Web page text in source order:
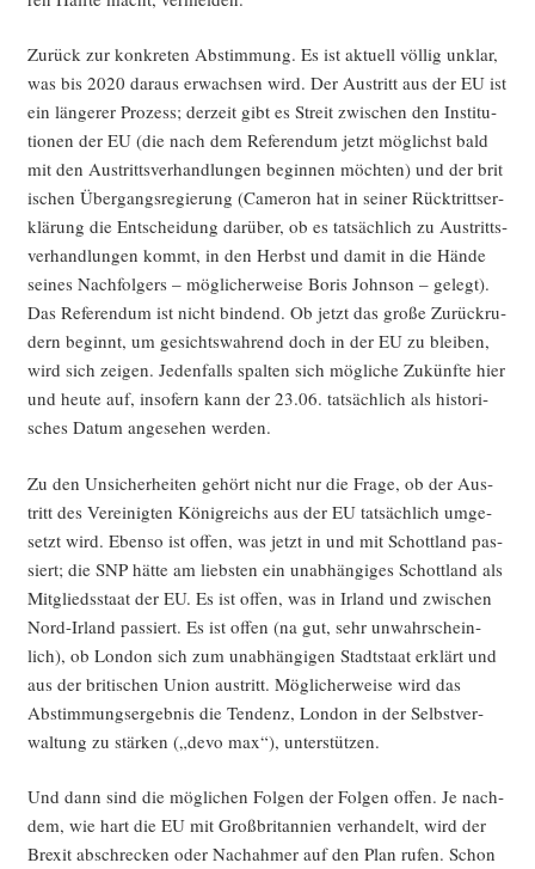
Zurück zur kon­kre­ten Abstim­mung. Es ist aktu­ell völ­lig unklar,
was bis 2020 dar­aus erwach­sen wird. Der Aus­tritt aus der EU ist
ein län­ge­rer Pro­zess; der­zeit gibt es Streit zwi­schen den Insti­tu­
tio­nen der EU (die nach dem Refe­ren­dum jetzt mög­lichst bald
mit den Aus­tritts­ver­hand­lun­gen begin­nen möch­ten) und der bri­t
i­schen Über­gangs­re­gie­rung (Came­ron hat in sei­ner Rück­tritts­er­
klä­rung die Ent­schei­dung dar­über, ob es tat­säch­lich zu Aus­tritts­
ver­hand­lun­gen kommt, in den Herbst und damit in die Hän­de
sei­nes Nach­fol­gers – mög­li­cher­wei­se Boris John­son – gelegt).
Das Refe­ren­dum ist nicht bin­dend. Ob jetzt das gro­ße Zurück­ru­
dern beginnt, um gesichts­wah­rend doch in der EU zu blei­ben,
wird sich zei­gen. Jeden­falls spal­ten sich mög­li­che Zukünf­te hier
und heu­te auf, inso­fern kann der 23.06. tat­säch­lich als his­to­ri­
sches Datum ange­se­hen werden.
Zu den Unsi­cher­hei­ten gehört nicht nur die Fra­ge, ob der Aus­
tritt des Ver­ei­nig­ten König­reichs aus der EU tat­säch­lich umge­
setzt wird. Eben­so ist offen, was jetzt in und mit Schott­land pas­
siert; die SNP hät­te am liebs­ten ein unab­hän­gi­ges Schott­land als
Mit­glieds­staat der EU. Es ist offen, was in Irland und zwi­schen
Nord-Irland pas­siert. Es ist offen (na gut, sehr unwahr­schein­
lich), ob Lon­don sich zum unab­hän­gi­gen Stadt­staat erklärt und
aus der bri­ti­schen Uni­on aus­tritt. Mög­li­cher­wei­se wird das
Abstim­mungs­er­geb­nis die Ten­denz, Lon­don in der Selbst­ver­
wal­tung zu stär­ken („devo max“), unterstützen.
Und dann sind die mög­li­chen Fol­gen der Fol­gen offen. Je nach­
dem, wie hart die EU mit Groß­bri­tan­ni­en ver­han­delt, wird der
Brexit abschre­cken oder Nach­ah­mer auf den Plan rufen. Schon